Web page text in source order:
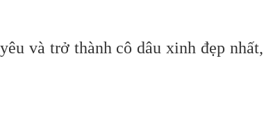
và trở thành cô dâu xinh đẹp nhất,